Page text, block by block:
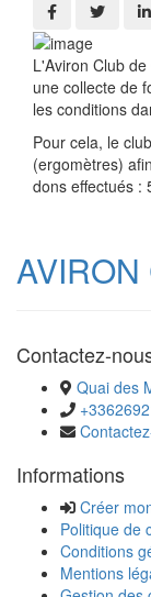
L'Aviron Club
une collecte de
les conditions
Pour cela, le
(ergomètres)
dons effectués :
Contactez-
Quai des
Informations
Créer
Politique de
Conditions
Mentions